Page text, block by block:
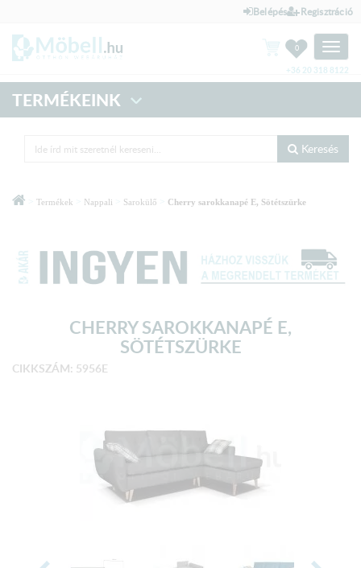
Belépés Regisztráció
Toggle
0
+36 20 318 8122
TERMÉKEINK
Keresés
Termékek Nappali Sarokülő Cherry sarokkanapé E, Sötétszürke
CHERRY SAROKKANAPÉ E,
SÖTÉTSZÜRKE
CIKKSZÁM: 5956E